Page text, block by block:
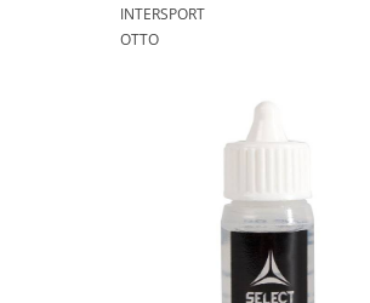
INTERSPORT
OTTO